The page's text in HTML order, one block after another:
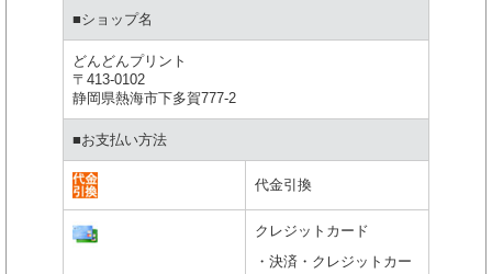
■ショップ名
どんどんプリント
〒413-0102
静岡県熱海市下多賀777-2
■お支払い方法
代金引換
クレジットカード
・決済・クレジットカー